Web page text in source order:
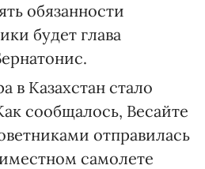
обязанности
будет глава
в Казахстан стало
сообщалось, Весайте
отправилась
самолете